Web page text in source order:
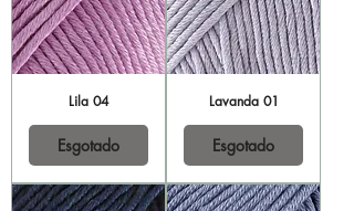
Lila 04
Esgotado
Lavanda 01
Esgotado